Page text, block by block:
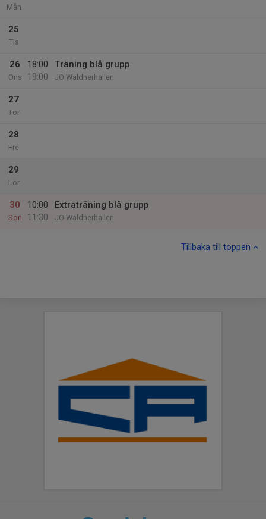
Mån
25
Tis
26
Ons
18:00
19:00
Träning blå grupp
JO Waldnerhallen
27
Tor
28
Fre
29
Lör
30
Sön
10:00
11:30
Extraträning blå grupp
JO Waldnerhallen
Tillbaka till toppen